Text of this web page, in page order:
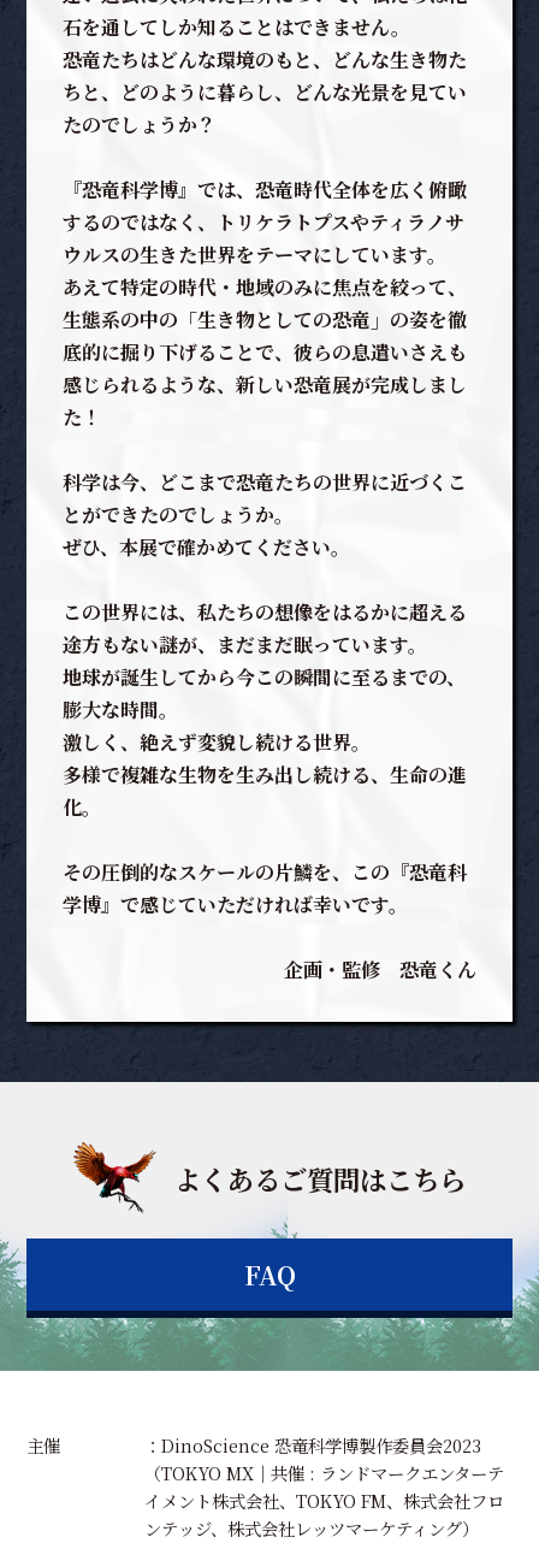
石を通してしか知ることはできません。
恐竜たちはどんな環境のもと、どんな生き物た
ちと、どのように暮らし、どんな光景を見てい
たのでしょうか？
『恐竜科学博』では、恐竜時代全体を広く俯瞰
するのではなく、トリケラトプスやティラノサ
ウルスの生きた世界をテーマにしています。
あえて特定の時代・地域のみに焦点を絞って、
生態系の中の「生き物としての恐竜」の姿を徹
底的に掘り下げることで、彼らの息遣いさえも
感じられるような、新しい恐竜展が完成しまし
た！
科学は今、どこまで恐竜たちの世界に近づくこ
とができたのでしょうか。
ぜひ、本展で確かめてください。
この世界には、私たちの想像をはるかに超える
途方もない謎が、まだまだ眠っています。
地球が誕生してから今この瞬間に至るまでの、
膨大な時間。
激しく、絶えず変貌し続ける世界。
多様で複雑な生物を生み出し続ける、生命の進
化。
その圧倒的なスケールの片鱗を、この『恐竜科
学博』で感じていただければ幸いです。
企画・監修 恐竜くん
よくあるご質問はこちら
FAQ
主催
：DinoScience 恐竜科学博製作委員会2023
（TOKYO MX｜共催 : ランドマークエンターテ
イメント株式会社、TOKYO FM、株式会社フロ
ンテッジ、株式会社レッツマーケティング）